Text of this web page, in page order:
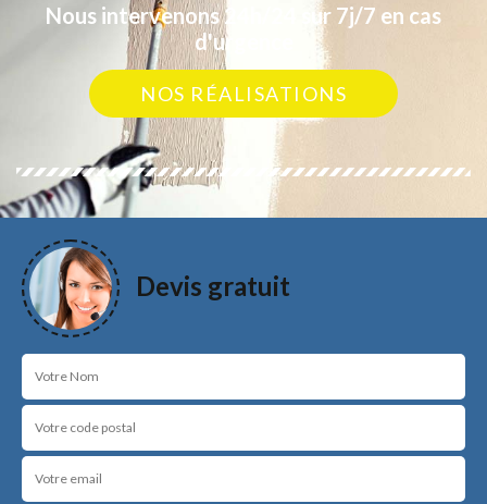
Nous intervenons 24h/24 sur 7j/7 en cas
d'urgence
NOS RÉALISATIONS
Devis gratuit